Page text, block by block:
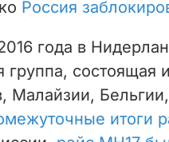
Россия
года в
группа, состоящая
Малайзии,
итоги